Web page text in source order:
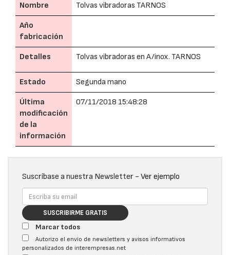
Nombre Tolvas vibradoras TARNOS
Año
fabricación
Detalles Tolvas vibradoras en A/inox. TARNOS
Estado Segunda mano
Última
modificación
de la
información
07/11/2018 15:48:28
Suscríbase a nuestra Newsletter - Ver ejemplo
SUSCRIBIRME GRATIS
Marcar todos
Autorizo el envío de newsletters y avisos informativos
personalizados de interempresas.net